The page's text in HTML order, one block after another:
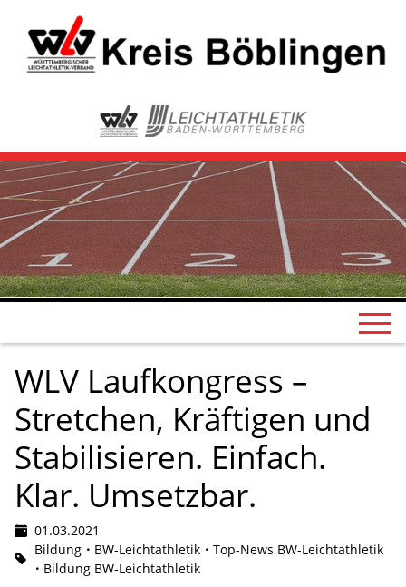
WLV Laufkongress –
Stretchen, Kräftigen und
Stabilisieren. Einfach.
Klar. Umsetzbar.
01.03.2021
Bildung
BW-Leichtathletik
Top-News BW-Leichtathletik
Bildung BW-Leichtathletik